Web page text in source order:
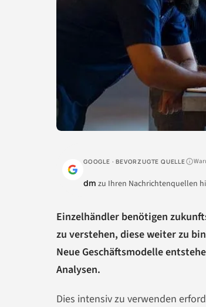
GOOGLE · BEVORZUGTE QUELLE
dm zu Ihren Nachrichtenquellen
Einzelhändler benötigen
zu verstehen, diese weiter zu
Neue Geschäftsmodelle
Analysen.
Dies intensiv zu verwenden